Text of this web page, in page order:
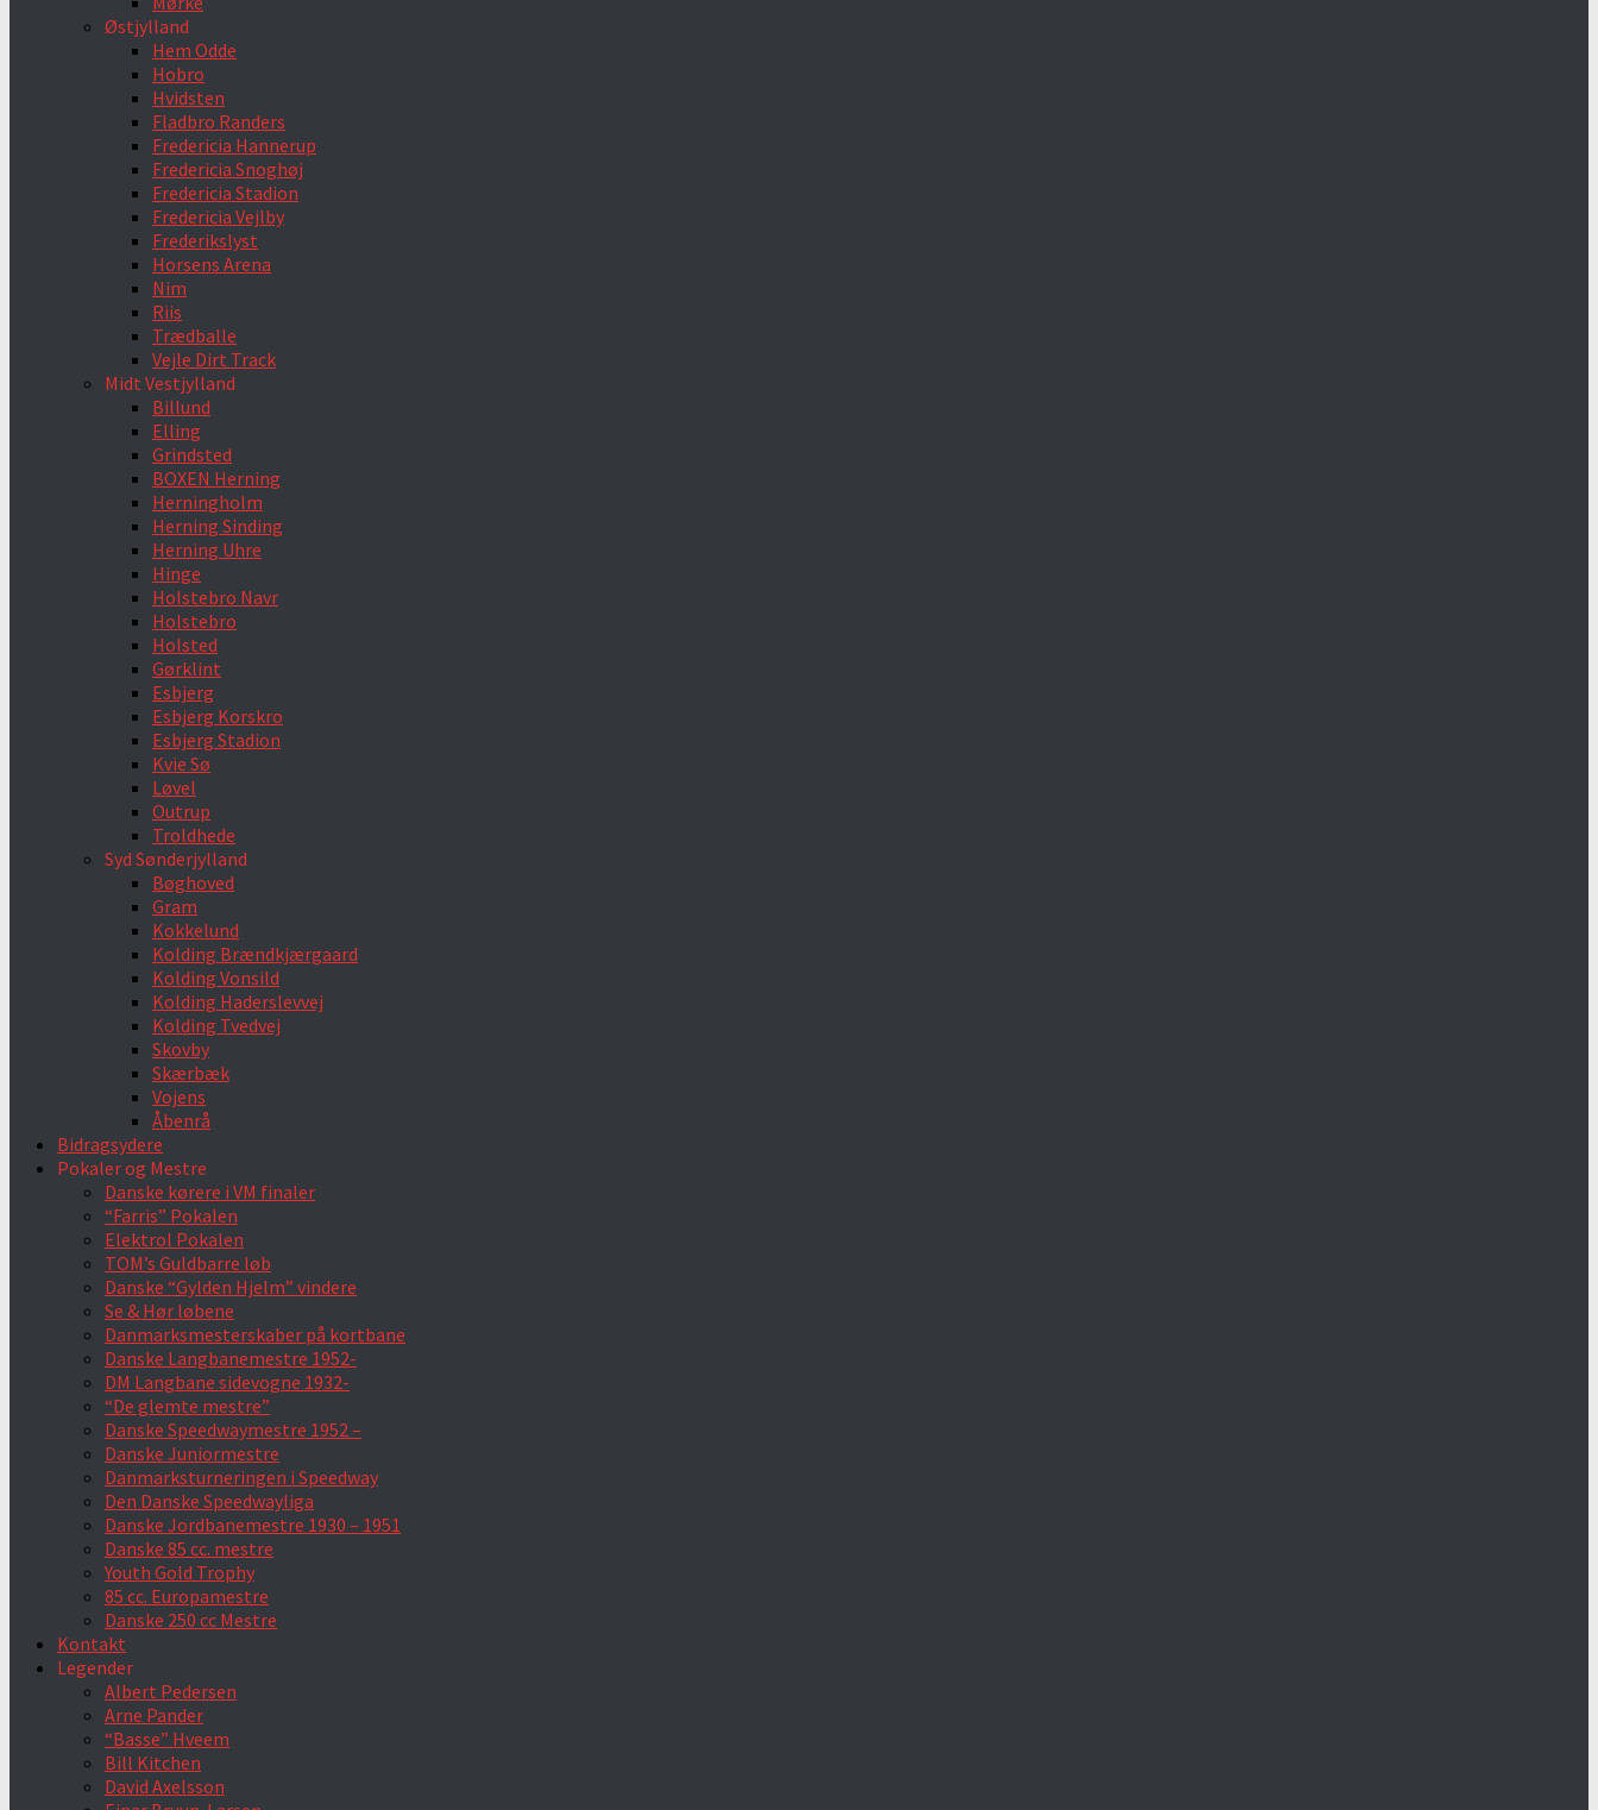
Østjylland
Hem Odde
Hobro
Hvidsten
Fladbro Randers
Fredericia Hannerup
Fredericia Snoghøj
Fredericia Stadion
Fredericia Vejlby
Frederikslyst
Horsens Arena
Nim
Riis
Trædballe
Vejle Dirt Track
Midt Vestjylland
Billund
Elling
Grindsted
BOXEN Herning
Herningholm
Herning Sinding
Herning Uhre
Hinge
Holstebro Navr
Holstebro
Holsted
Gørklint
Esbjerg
Esbjerg Korskro
Esbjerg Stadion
Kvie Sø
Løvel
Outrup
Troldhede
Syd Sønderjylland
Bøghoved
Gram
Kokkelund
Kolding Brændkjærgaard
Kolding Vonsild
Kolding Haderslevvej
Kolding Tvedvej
Skovby
Skærbæk
Vojens
Åbenrå
Bidragsydere
Pokaler og Mestre
Danske kørere i VM finaler
“Farris” Pokalen
Elektrol Pokalen
TOM’s Guldbarre løb
Danske “Gylden Hjelm” vindere
Se & Hør løbene
Danmarksmesterskaber på kortbane
Danske Langbanemestre 1952-
DM Langbane sidevogne 1932-
“De glemte mestre”
Danske Speedwaymestre 1952 –
Danske Juniormestre
Danmarksturneringen i Speedway
Den Danske Speedwayliga
Danske Jordbanemestre 1930 – 1951
Danske 85 cc. mestre
Youth Gold Trophy
85 cc. Europamestre
Danske 250 cc Mestre
Kontakt
Legender
Albert Pedersen
Arne Pander
“Basse” Hveem
Bill Kitchen
David Axelsson